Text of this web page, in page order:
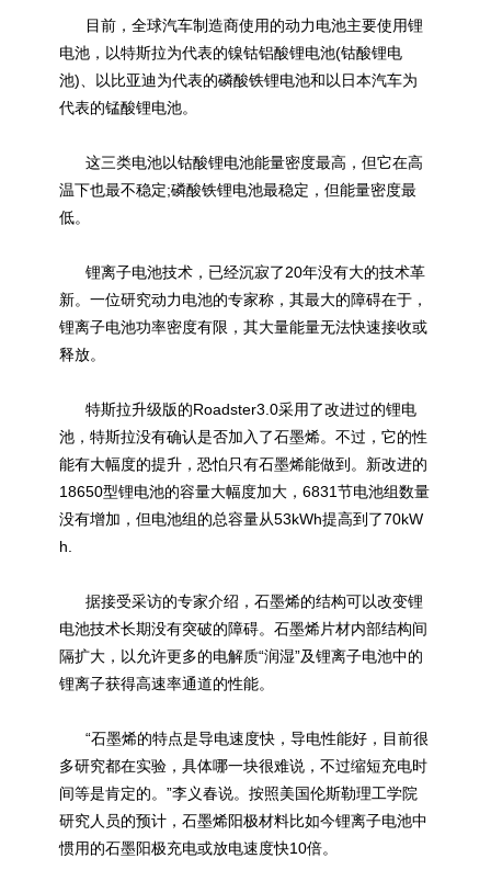
目前，全球汽车制造商使用的动力电池主要使用锂
电池，以特斯拉为代表的镍钴铝酸锂电池(钴酸锂电
池)、以比亚迪为代表的磷酸铁锂电池和以日本汽车为
代表的锰酸锂电池。
这三类电池以钴酸锂电池能量密度最高，但它在高
温下也最不稳定;磷酸铁锂电池最稳定，但能量密度最
低。
锂离子电池技术，已经沉寂了20年没有大的技术革
新。一位研究动力电池的专家称，其最大的障碍在于，
锂离子电池功率密度有限，其大量能量无法快速接收或
释放。
特斯拉升级版的Roadster3.0采用了改进过的锂电
池，特斯拉没有确认是否加入了石墨烯。不过，它的性
能有大幅度的提升，恐怕只有石墨烯能做到。新改进的
18650型锂电池的容量大幅度加大，6831节电池组数量
没有增加，但电池组的总容量从53kWh提高到了70kW
h.
据接受采访的专家介绍，石墨烯的结构可以改变锂
电池技术长期没有突破的障碍。 石墨烯片材内部结构间
隔扩大，以允许更多的电解质“润湿”及锂离子电池中的
锂离子获得高速率通道的性能。
“石墨烯的特点是导电速度快，导电性能好，目前很
多研究都在实验，具体哪一块很难说，不过缩短充电时
间等是肯定的。”李义春说。按照美国伦斯勒理工学院
研究人员的预计，石墨烯阳极材料比如今锂离子电池中
惯用的石墨阳极充电或放电速度快10倍。